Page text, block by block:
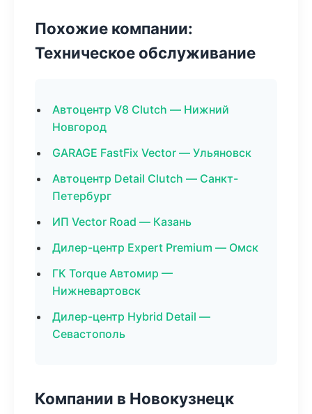
Похожие компании:
Техническое обслуживание
Автоцентр V8 Clutch — Нижний
Новгород
GARAGE FastFix Vector — Ульяновск
Автоцентр Detail Clutch — Санкт-
Петербург
ИП Vector Road — Казань
Дилер-центр Expert Premium — Омск
ГК Torque Автомир —
Нижневартовск
Дилер-центр Hybrid Detail —
Севастополь
Компании в Новокузнецк